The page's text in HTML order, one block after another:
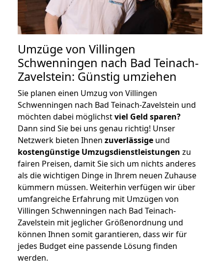
Umzüge von Villingen
Schwenningen nach Bad Teinach-
Zavelstein: Günstig umziehen
Sie planen einen Umzug von Villingen
Schwenningen nach Bad Teinach-Zavelstein und
möchten dabei möglichstviel Geld sparen?
Dann sind Sie bei uns genau richtig! Unser
Netzwerk bieten Ihnen zuverlässige und
kostengünstige Umzugsdienstleistungen zu
fairen Preisen, damit Sie sich um nichts anderes
als die wichtigen Dinge in Ihrem neuen Zuhause
kümmern müssen. Weiterhin verfügen wir über
umfangreiche Erfahrung mit Umzügen von
Villingen Schwenningen nach Bad Teinach-
Zavelstein mit jeglicher Größenordnung und
können Ihnen somit garantieren, dass wir für
jedes Budget eine passende Lösung finden
werden.